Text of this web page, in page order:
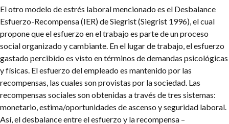
El otro modelo de estrés laboral mencionado es el Desbalance
Esfuerzo-Recompensa (IER) de Siegrist (Siegrist 1996), el cual
propone que el esfuerzo en el trabajo es parte de un proceso
social organizado y cambiante. En el lugar de trabajo, el esfuerzo
gastado percibido es visto en términos de demandas psicológicas
y físicas. El esfuerzo del empleado es mantenido por las
recompensas, las cuales son provistas por la sociedad. Las
recompensas sociales son obtenidas a través de tres sistemas:
monetario, estima/oportunidades de ascenso y seguridad laboral.
Así, el desbalance entre el esfuerzo y la recompensa –